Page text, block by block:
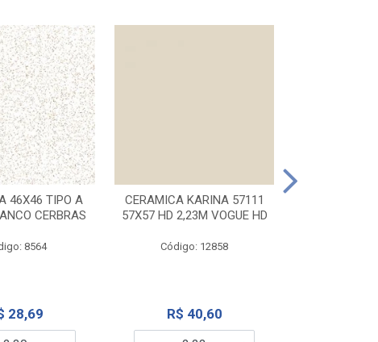
46X46 TIPO A
CERBRAS
8564
28,69
CERAMICA KARINA 57111
57X57 HD 2,23M VOGUE HD
Código: 12858
R$ 40,60